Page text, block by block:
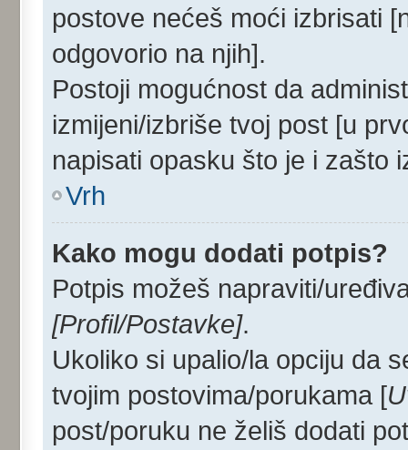
postove nećeš moći izbrisati
odgovorio na njih].
Postoji mogućnost da
izmijeni/izbriše tvoj post [u
napisati opasku što je i zašto
Vrh
Kako mogu dodati potpis?
Potpis možeš napraviti/
[Profil/Postavke].
Ukoliko si upalio/la opciju da
tvojim postovima/porukama [
post/poruku ne želiš dodati